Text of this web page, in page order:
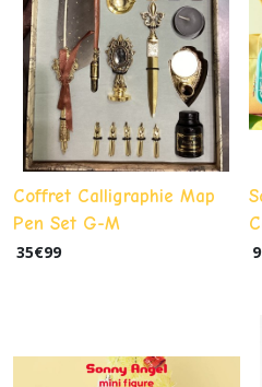
Coffret Calligraphie Map
Pen Set G-M
35€99
9